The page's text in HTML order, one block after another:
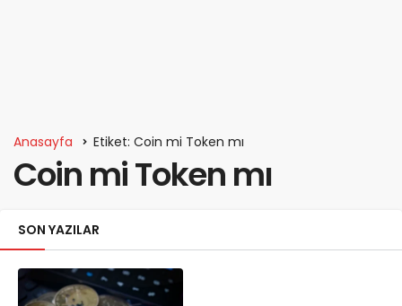
Anasayfa Etiket: Coin mi Token mı
Coin mi Token mı
SON YAZILAR